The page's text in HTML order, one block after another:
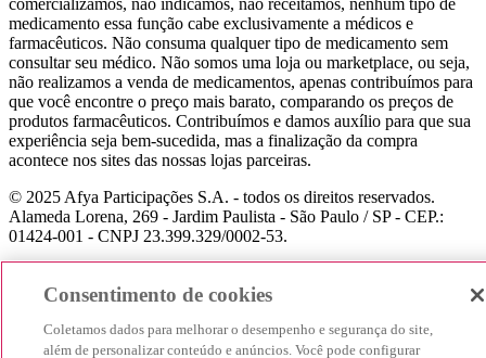
medicamento essa função cabe exclusivamente a médicos e
farmacêuticos. Não consuma qualquer tipo de medicamento sem
consultar seu médico. Não somos uma loja ou marketplace, ou seja,
não realizamos a venda de medicamentos, apenas contribuímos para
que você encontre o preço mais barato, comparando os preços de
produtos farmacêuticos. Contribuímos e damos auxílio para que sua
experiência seja bem-sucedida, mas a finalização da compra
acontece nos sites das nossas lojas parceiras.
© 2025 Afya Participações S.A. - todos os direitos reservados.
Alameda Lorena, 269 - Jardim Paulista - São Paulo / SP - CEP.:
01424-001 - CNPJ 23.399.329/0002-53.
Consentimento de cookies
Coletamos dados para melhorar o desempenho e segurança do site,
além de personalizar conteúdo e anúncios. Você pode configurar